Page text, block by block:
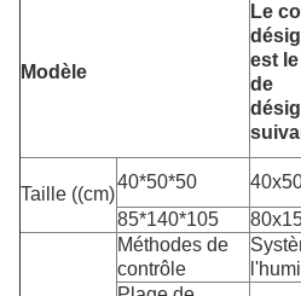
Modèle
Le
est
de
Taille ((cm)
40*50*50
85*140*105
Méthodes de
contrôle